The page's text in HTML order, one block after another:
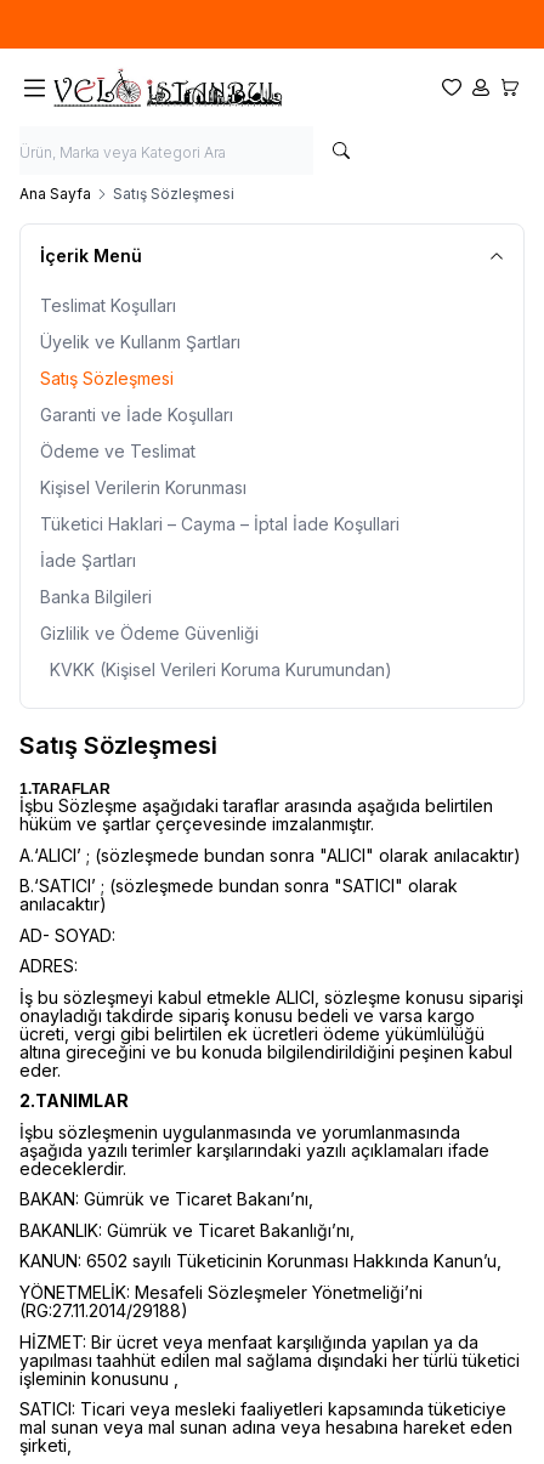
Favorilerim
Hesabım
Ana Sayfa Satış Sözleşmesi
İçerik Menü
Teslimat Koşulları
Üyelik ve Kullanm Şartları
Satış Sözleşmesi
Garanti ve İade Koşulları
Ödeme ve Teslimat
Kişisel Verilerin Korunması
Tüketici Haklari – Cayma – İptal İade Koşullari
İade Şartları
Banka Bilgileri
Gizlilik ve Ödeme Güvenliği
KVKK (Kişisel Verileri Koruma Kurumundan)
Satış Sözleşmesi
1.TARAFLAR
İşbu Sözleşme aşağıdaki taraflar arasında aşağıda belirtilen
hüküm ve şartlar çerçevesinde imzalanmıştır.
A.‘ALICI’ ; (sözleşmede bundan sonra "ALICI" olarak anılacaktır)
B.‘SATICI’ ; (sözleşmede bundan sonra "SATICI" olarak
anılacaktır)
AD- SOYAD:
ADRES:
İş bu sözleşmeyi kabul etmekle ALICI, sözleşme konusu siparişi
onayladığı takdirde sipariş konusu bedeli ve varsa kargo
ücreti, vergi gibi belirtilen ek ücretleri ödeme yükümlülüğü
altına gireceğini ve bu konuda bilgilendirildiğini peşinen kabul
eder.
2.TANIMLAR
İşbu sözleşmenin uygulanmasında ve yorumlanmasında
aşağıda yazılı terimler karşılarındaki yazılı açıklamaları ifade
edeceklerdir.
BAKAN: Gümrük ve Ticaret Bakanı’nı,
BAKANLIK: Gümrük ve Ticaret Bakanlığı’nı,
KANUN: 6502 sayılı Tüketicinin Korunması Hakkında Kanun’u,
YÖNETMELİK: Mesafeli Sözleşmeler Yönetmeliği’ni
(RG:27.11.2014/29188)
HİZMET: Bir ücret veya menfaat karşılığında yapılan ya da
yapılması taahhüt edilen mal sağlama dışındaki her türlü tüketici
işleminin konusunu ,
SATICI: Ticari veya mesleki faaliyetleri kapsamında tüketiciye
mal sunan veya mal sunan adına veya hesabına hareket eden
şirketi,